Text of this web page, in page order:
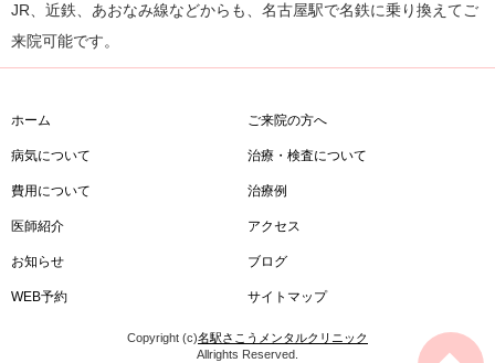
JR、近鉄、あおなみ線などからも、名古屋駅で名鉄に乗り換えてご
来院可能です。
ホーム ご来院の方へ
病気について 治療・検査について
費用について 治療例
医師紹介 アクセス
お知らせ ブログ
WEB予約 サイトマップ
Copyright (c)名駅さこうメンタルクリニック
Allrights Reserved.